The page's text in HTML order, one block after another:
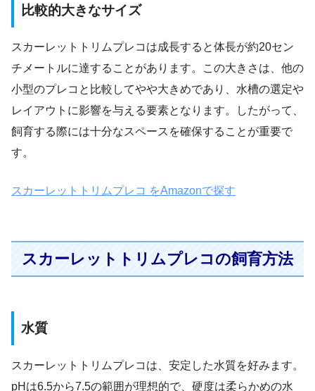
比較的大きなサイズ
スカーレットトリムプレコは成長すると体長が約20セン
チメートルに達することがあります。この大きさは、他の
小型のプレコと比較してやや大きめであり、水槽の選定や
レイアウトに影響を与える要素となります。したがって、
飼育する際には十分なスペースを確保することが重要で
す。
スカーレットトリムプレコ をAmazonで探す
スカーレットトリムプレコの飼育方法
水質
スカーレットトリムプレコは、安定した水質を好みます。
pHは6.5から7.5の範囲が理想的で、硬度は柔らかめの水